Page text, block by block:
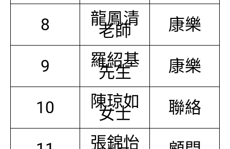
8 龍鳳清
老師 康樂
9 羅紹基
先生 康樂
10 陳琼如
女士 聯絡
張錦怡